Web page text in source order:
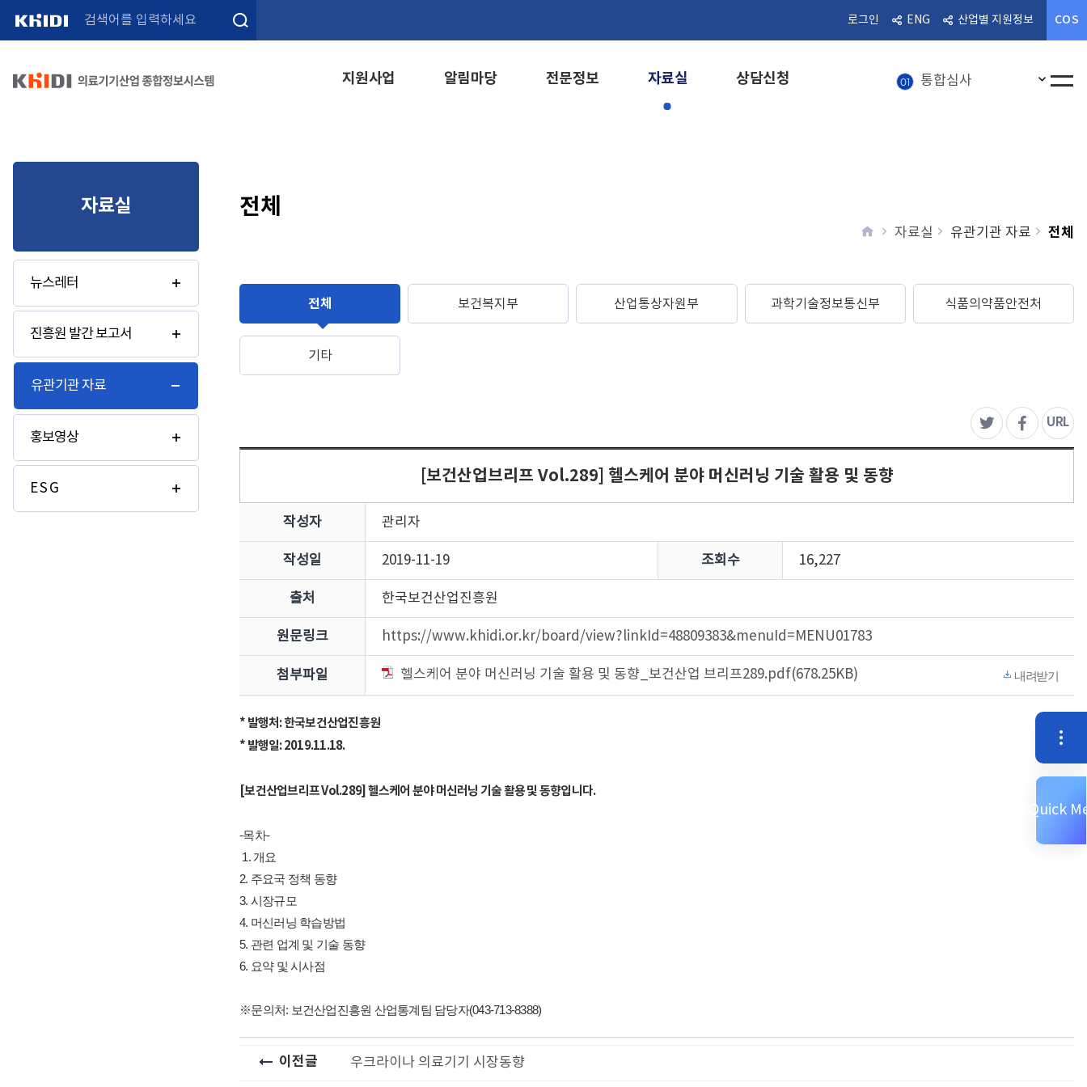
검색
로그인 ENG 산업별 지원정보 COS
지원사업 알림마당 전문정보 자료실 상담신청
06 뉴스레터
알림마당
인기
전체
자료실
뉴스레터
진흥원 발간 보고서
유관기관 자료
홍보영상
E S G
전체
home
자료실 유관기관 자료 전체
전체 보건복지부 산업통상자원부 과학기술정보통신부 식품의약품안전처
기타
트위터페이스북
URL주
[보건산업브리프 Vol.289] 헬스케어 분야 머신러닝 기술 활용 및 동향
작성자 관리자
작성일 2019-11-19 조회수 16,227
출처 한국보건산업진흥원
원문링크 https://www.khidi.or.kr/board/view?linkId=48809383&menuId=MENU01783
첨부파일 헬스케어 분야 머신러닝 기술 활용 및 동향_보건산업 브리프289.pdf(678.25KB) 내려받기
* 발행처: 한국보건산업진흥원
* 발행일: 2019.11.18.
[보건산업브리프 Vol.289] 헬스케어 분야 머신러닝 기술 활용 및 동향입니다.
-목차-
1. 개요
2. 주요국 정책 동향
3. 시장규모
4. 머신러닝 학습방법
5. 관련 업계 및 기술 동향
6. 요약 및 시사점
※문의처: 보건산업진흥원 산업통계팀 담당자(043-713-8388)
이전글 우크라이나 의료기기 시장동향
퀵
Quick